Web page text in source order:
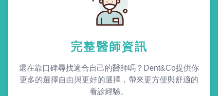
完整醫師資訊
還在靠口碑尋找適合自己的醫師嗎？Dent&Co提供你
更多的選擇自由與更好的選擇，帶來更方便與舒適的
看診經驗。